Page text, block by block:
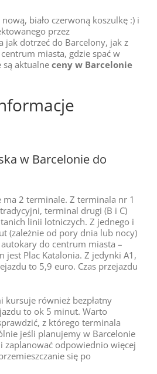
biało czerwoną koszulkę :) i
przez
jak dotrzeć do Barcelony, jak z
miasta, gdzie spać w
są aktualne ceny w Barcelonie
w Barcelonie do
2 terminale. Z terminala nr 1
terminal drugi (B i C)
linii lotniczych. Z jednego i
(zależnie od pory dnia lub nocy)
do centrum miasta –
jest Plac Katalonia. Z jedynki A1,
to 5,9 euro. Czas przejazdu
kursuje również bezpłatny
to ok 5 minut. Warto
z którego terminala
jeśli planujemy w Barcelonie
zaplanować odpowiednio więcej
się po